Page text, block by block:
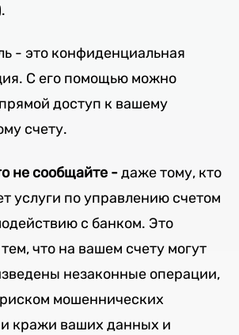
- это конфиденциальная
С его помощью можно
доступ к вашему
счету.
не сообщайте -даже тому, кто
услуги по управлению счетом
с банком. Это
что на вашем счету могут
незаконные операции,
мошеннических
кражи ваших данных и